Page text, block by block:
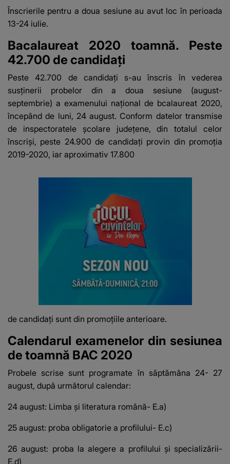
Înscrierile pentru a doua sesiuneau avut loc în perioada
13-24 iulie.
Bacalaureat 2020 toamnă. Peste
42.700 de candidaţi
Peste 42.700 de candidaţi s-au înscris în vederea
susținerii probelor din a doua sesiune (august-
septembrie) a examenului național de bcalaureat 2020,
începând de luni, 24 august. Conform datelor transmise
de inspectoratele şcolare judeţene, din totalul celor
înscrişi, peste 24.900 de candidați provin din promoţia
2019-2020, iar aproximativ 17.800
de candidați sunt din promoţiile anterioare.
Calendarul examenelor din sesiunea
de toamnă BAC 2020
Probele scrise sunt programate în săptămâna 24- 27
august, după următorul calendar:
24 august: Limba și literatura română- E.a)
25 august: proba obligatorie a profilului- E.c)
26 august: proba la alegere a profilului și specializării-
E.d)